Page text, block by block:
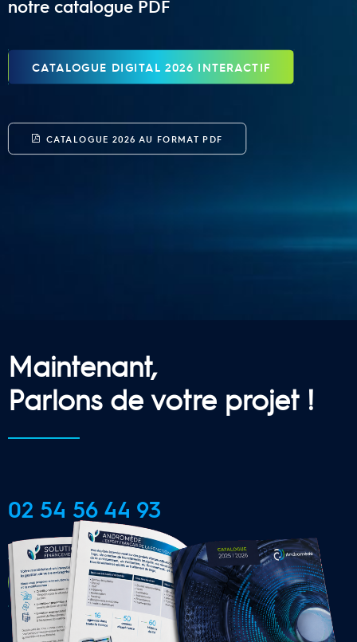
notre catalogue PDF
CATALOGUE DIGITAL 2026 INTERACTIF
CATALOGUE 2026 AU FORMAT PDF
Maintenant,
Parlons de votre projet !
02 54 56 44 93
CONTACTER UNE AGENCE
LOCALE